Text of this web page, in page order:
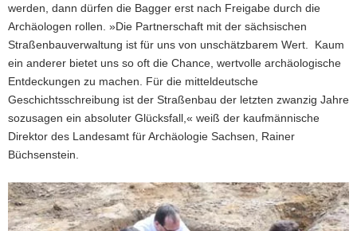
werden, dann dürfen die Bagger erst nach Freigabe durch die
Archäologen rollen. »Die Partnerschaft mit der sächsischen
Straßenbauverwaltung ist für uns von unschätzbarem Wert. Kaum
ein anderer bietet uns so oft die Chance, wertvolle archäologische
Entdeckungen zu machen. Für die mitteldeutsche
Geschichtsschreibung ist der Straßenbau der letzten zwanzig Jahre
sozusagen ein absoluter Glücksfall,« weiß der kaufmännische
Direktor des Landesamt für Archäologie Sachsen, Rainer
Büchsenstein.